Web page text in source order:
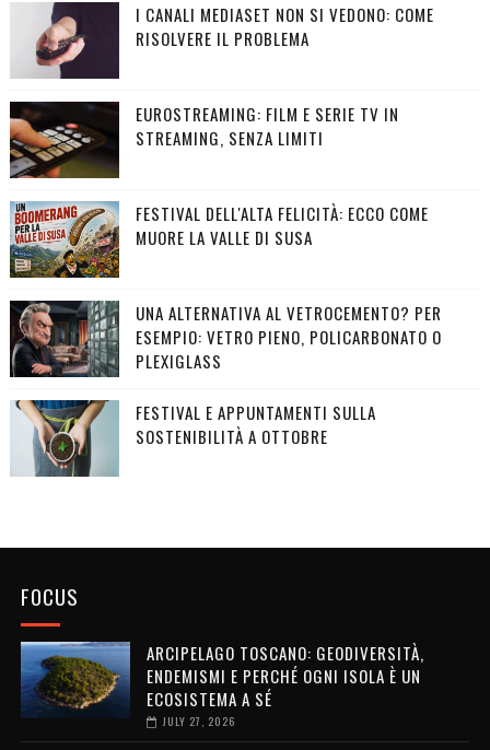
I CANALI MEDIASET NON SI VEDONO: COME
RISOLVERE IL PROBLEMA
EUROSTREAMING: FILM E SERIE TV IN
STREAMING, SENZA LIMITI
FESTIVAL DELL'ALTA FELICITÀ: ECCO COME
MUORE LA VALLE DI SUSA
UNA ALTERNATIVA AL VETROCEMENTO? PER
ESEMPIO: VETRO PIENO, POLICARBONATO O
PLEXIGLASS
FESTIVAL E APPUNTAMENTI SULLA
SOSTENIBILITÀ A OTTOBRE
FOCUS
ARCIPELAGO TOSCANO: GEODIVERSITÀ,
ENDEMISMI E PERCHÉ OGNI ISOLA È UN
ECOSISTEMA A SÉ
JULY 27, 2026